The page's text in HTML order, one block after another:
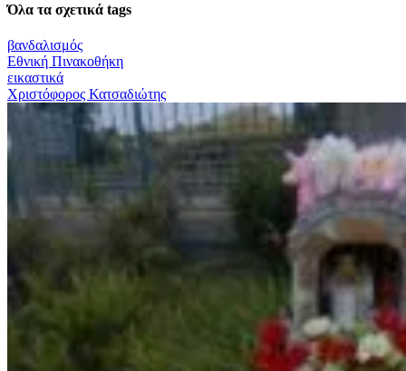
Όλα τα σχετικά tags
βανδαλισμός
Εθνική Πινακοθήκη
εικαστικά
Χριστόφορος Κατσαδιώτης